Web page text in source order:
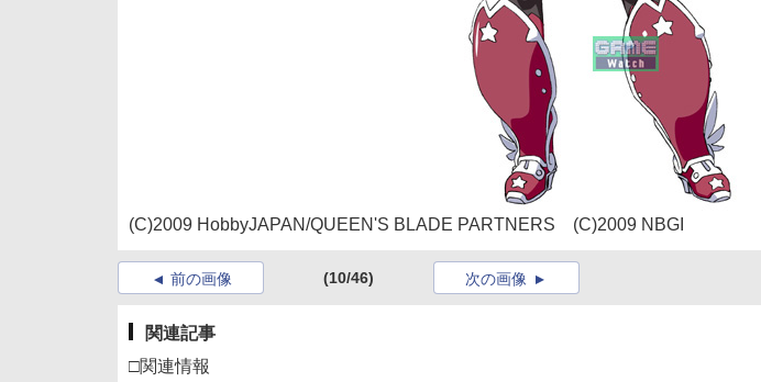
(C)2009 HobbyJAPAN/QUEEN'S BLADE PARTNERS (C)2009 NBGI
前の画像 (10/46) 次の画像
関連記事
□関連情報